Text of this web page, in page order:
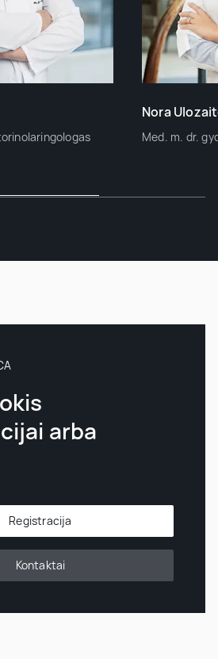
Nora
Med. m. dr.
arba
Registracija
Kontaktai